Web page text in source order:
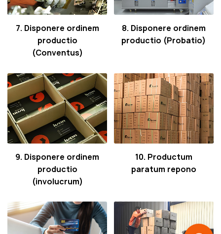
7. Disponere ordinem
productio
(Conventus)
8. Disponere ordinem
productio (Probatio)
9. Disponere ordinem
productio
(involucrum)
10. Productum
paratum repono